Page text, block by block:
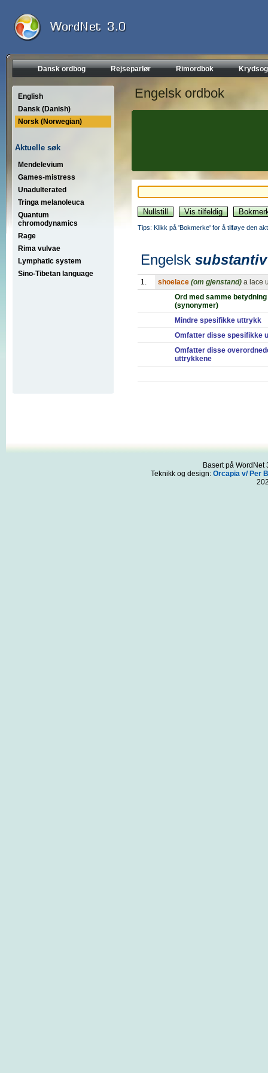
Dansk ordbog Rejseparlør Rimordbok
English
Dansk (Danish)
Norsk (Norwegian)
Aktuelle søk
Mendelevium
Games-mistress
Unadulterated
Tringa melanoleuca
Quantum
chromodynamics
Rage
Rima vulvae
Lymphatic system
Sino-Tibetan language
Engelsk ordbok
Tips: Klikk på 'Bokmerke' for å tilføye den
Engelsk substantiv
1. shoelace (om gjenstand) a lace
Ord med samme betydning
(synonymer)
Mindre spesifikke uttrykk
Omfatter disse spesifikke
Omfatter disse
uttrykkene
Basert på
Teknikk og design: Orcapia v/ Per